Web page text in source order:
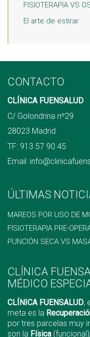
FISIOTERAPIA VS
El arte de estirar
CONTACTO
CLÍNICA FUENSALUD
C/ Golondrina nº29
28023 Madrid
TF: 913 57 90 45
Email:
ÚLTIMAS
MAREOS POR USO DE
FISIOTERAPIA PRE-
PUNCIÓN SECA VS
CLÍNICA
MÉDICO
CLÍNICA FUENSALUD,
meta es la
por tres parcelas muy
son la Física (funcional)